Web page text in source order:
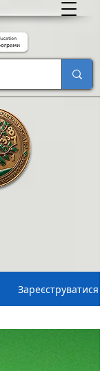
Зареєструватися